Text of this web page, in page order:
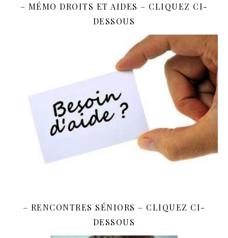
– MÉMO DROITS ET AIDES – CLIQUEZ CI-
DESSOUS
– RENCONTRES SÉNIORS – CLIQUEZ CI-
DESSOUS